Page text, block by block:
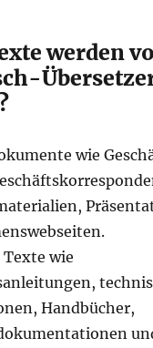
werden
wie
wie
Handbücher,